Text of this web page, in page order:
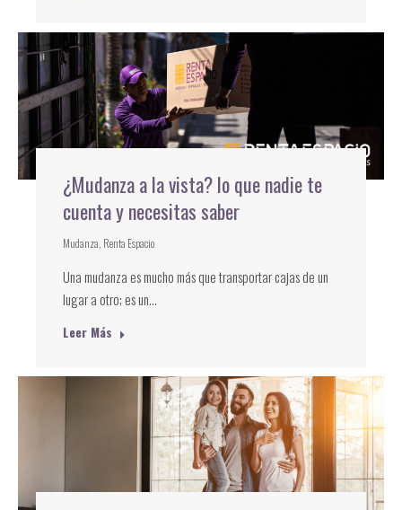
¿Mudanza a la vista? lo que nadie te
cuenta y necesitas saber
Mudanza Renta Espacio
Una mudanza es mucho más que transportar cajas de un
lugar a otro; es un…
Leer Más